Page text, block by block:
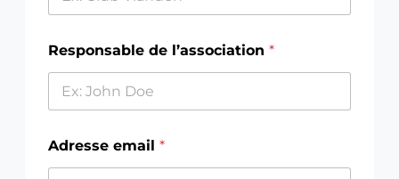
r
s
a
i
o
y
s
Responsable de l’association *
Adresse email *